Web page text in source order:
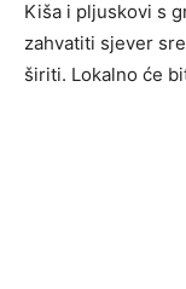
Kiša i pljuskovi s
zahvatiti sjever
širiti. Lokalno će